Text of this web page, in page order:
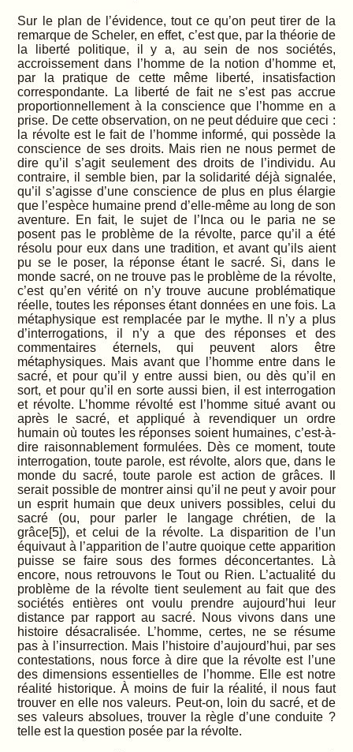
Sur le plan de l’évidence, tout ce qu’on peut tirer de la
remarque de Scheler, en effet, c’est que, par la théorie de
la liberté politique, il y a, au sein de nos sociétés,
accroissement dans l’homme de la notion d’homme et,
par la pratique de cette même liberté, insatisfaction
correspondante. La liberté de fait ne s’est pas accrue
proportionnellement à la conscience que l’homme en a
prise. De cette observation, on ne peut déduire que ceci :
la révolte est le fait de l’homme informé, qui possède la
conscience de ses droits. Mais rien ne nous permet de
dire qu’il s’agit seulement des droits de l’individu. Au
contraire, il semble bien, par la solidarité déjà signalée,
qu’il s’agisse d’une conscience de plus en plus élargie
que l’espèce humaine prend d’elle-même au long de son
aventure. En fait, le sujet de l’Inca ou le paria ne se
posent pas le problème de la révolte, parce qu’il a été
résolu pour eux dans une tradition, et avant qu’ils aient
pu se le poser, la réponse étant le sacré. Si, dans le
monde sacré, on ne trouve pas le problème de la révolte,
c’est qu’en vérité on n’y trouve aucune problématique
réelle, toutes les réponses étant données en une fois. La
métaphysique est remplacée par le mythe. Il n’y a plus
d’interrogations, il n’y a que des réponses et des
commentaires éternels, qui peuvent alors être
métaphysiques. Mais avant que l’homme entre dans le
sacré, et pour qu’il y entre aussi bien, ou dès qu’il en
sort, et pour qu’il en sorte aussi bien, il est interrogation
et révolte. L’homme révolté est l’homme situé avant ou
après le sacré, et appliqué à revendiquer un ordre
humain où toutes les réponses soient humaines, c’est-à-
dire raisonnablement formulées. Dès ce moment, toute
interrogation, toute parole, est révolte, alors que, dans le
monde du sacré, toute parole est action de grâces. Il
serait possible de montrer ainsi qu’il ne peut y avoir pour
un esprit humain que deux univers possibles, celui du
sacré (ou, pour parler le langage chrétien, de la
grâce[5]), et celui de la révolte. La disparition de l’un
équivaut à l’apparition de l’autre quoique cette apparition
puisse se faire sous des formes déconcertantes. Là
encore, nous retrouvons le Tout ou Rien. L’actualité du
problème de la révolte tient seulement au fait que des
sociétés entières ont voulu prendre aujourd’hui leur
distance par rapport au sacré. Nous vivons dans une
histoire désacralisée. L’homme, certes, ne se résume
pas à l’insurrection. Mais l’histoire d’aujourd’hui, par ses
contestations, nous force à dire que la révolte est l’une
des dimensions essentielles de l’homme. Elle est notre
réalité historique. À moins de fuir la réalité, il nous faut
trouver en elle nos valeurs. Peut-on, loin du sacré, et de
ses valeurs absolues, trouver la règle d’une conduite ?
telle est la question posée par la révolte.